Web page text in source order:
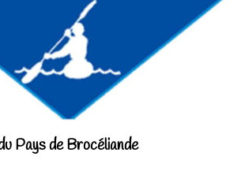
Pays de Brocéliande